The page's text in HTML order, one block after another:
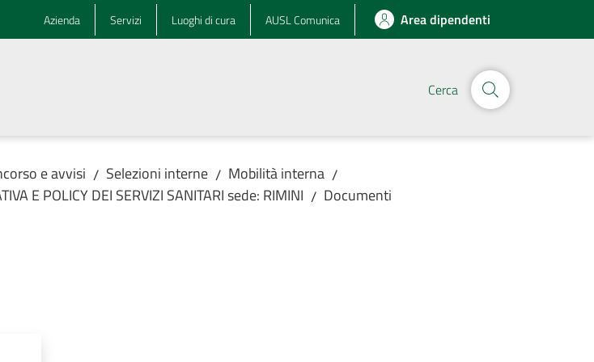
Azienda Servizi Luoghi di cura AUSL Comunica Area dipendenti
Cerca
e avvisi / Selezioni interne / Mobilità interna /
E POLICY DEI SERVIZI SANITARI sede: RIMINI / Documenti